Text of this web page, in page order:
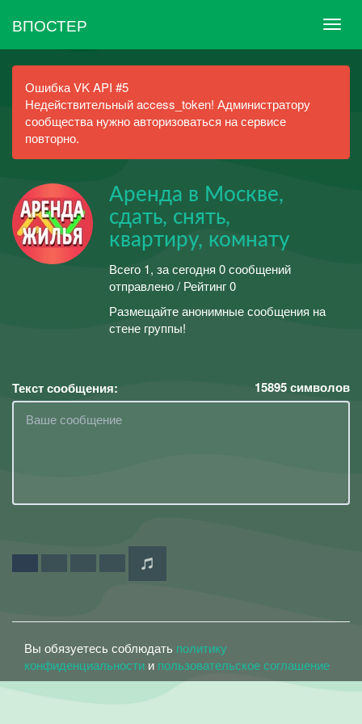
ВПОСТЕР
Ошибка VK API #5
Недействительный access_token! Администратору
сообщества нужно авторизоваться на сервисе
повторно.
Аренда в Москве,
сдать, снять,
квартиру, комнату
Всего 1, за сегодня 0 сообщений
отправлено / Рейтинг 0
Размещайте анонимные сообщения на
стене группы!
Текст сообщения: 15895символов
Вы обязуетесь соблюдать политику
конфиденциальности и пользовательское соглашение